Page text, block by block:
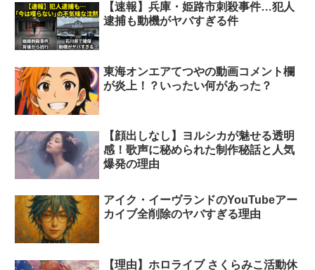
【速報】兵庫・姫路市刺殺事件…犯人
逮捕も動機がヤバすぎる件
東海オンエアてつやの動画コメント欄
が炎上！？いったい何があった？
【顔出しなし】ヨルシカが魅せる透明
感！歌声に秘められた制作秘話と人気
爆発の理由
アイク・イーヴランドのYouTubeアー
カイブ全削除のヤバすぎる理由
【理由】ホロライブ さくらみこ活動休